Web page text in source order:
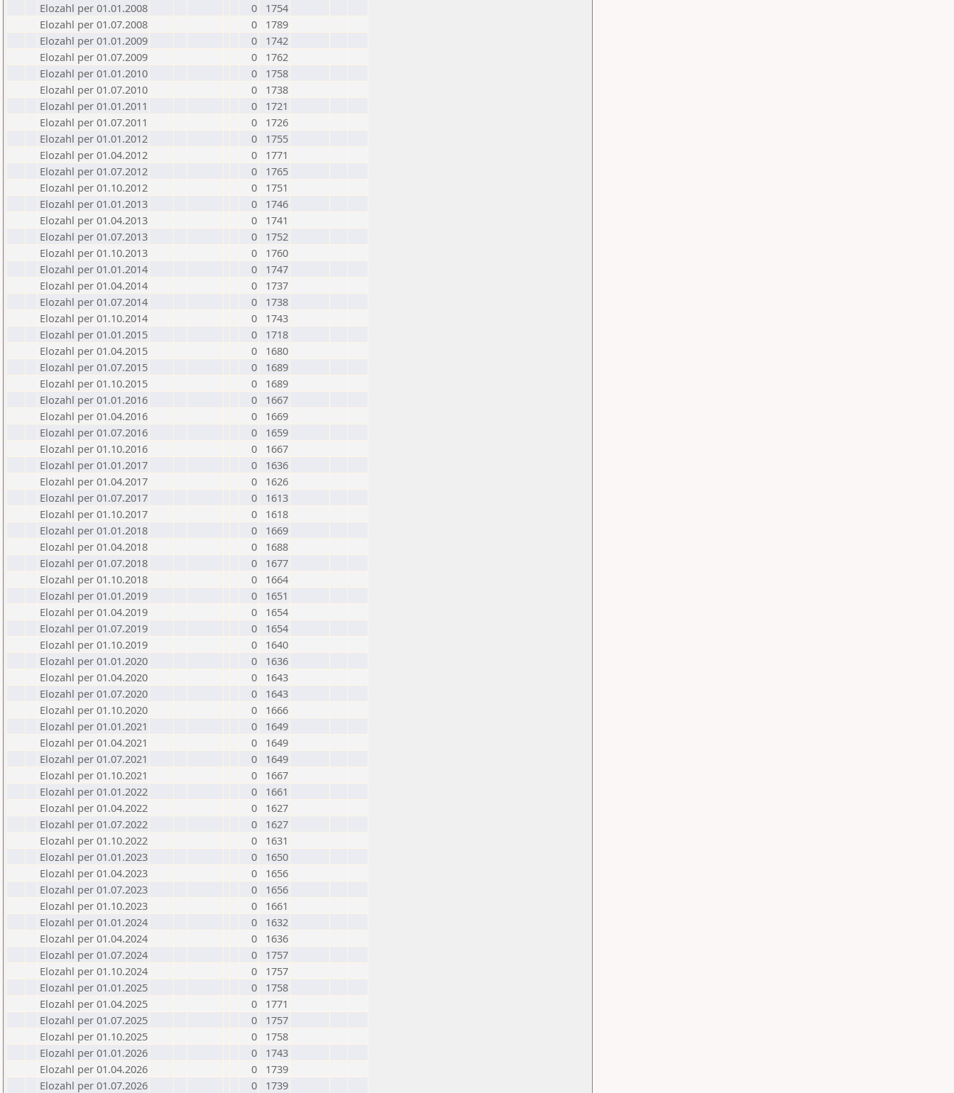
Elozahl per 01.01.2008
0
1754
Elozahl per 01.07.2008
0
1789
Elozahl per 01.01.2009
0
1742
Elozahl per 01.07.2009
0
1762
Elozahl per 01.01.2010
0
1758
Elozahl per 01.07.2010
0
1738
Elozahl per 01.01.2011
0
1721
Elozahl per 01.07.2011
0
1726
Elozahl per 01.01.2012
0
1755
Elozahl per 01.04.2012
0
1771
Elozahl per 01.07.2012
0
1765
Elozahl per 01.10.2012
0
1751
Elozahl per 01.01.2013
0
1746
Elozahl per 01.04.2013
0
1741
Elozahl per 01.07.2013
0
1752
Elozahl per 01.10.2013
0
1760
Elozahl per 01.01.2014
0
1747
Elozahl per 01.04.2014
0
1737
Elozahl per 01.07.2014
0
1738
Elozahl per 01.10.2014
0
1743
Elozahl per 01.01.2015
0
1718
Elozahl per 01.04.2015
0
1680
Elozahl per 01.07.2015
0
1689
Elozahl per 01.10.2015
0
1689
Elozahl per 01.01.2016
0
1667
Elozahl per 01.04.2016
0
1669
Elozahl per 01.07.2016
0
1659
Elozahl per 01.10.2016
0
1667
Elozahl per 01.01.2017
0
1636
Elozahl per 01.04.2017
0
1626
Elozahl per 01.07.2017
0
1613
Elozahl per 01.10.2017
0
1618
Elozahl per 01.01.2018
0
1669
Elozahl per 01.04.2018
0
1688
Elozahl per 01.07.2018
0
1677
Elozahl per 01.10.2018
0
1664
Elozahl per 01.01.2019
0
1651
Elozahl per 01.04.2019
0
1654
Elozahl per 01.07.2019
0
1654
Elozahl per 01.10.2019
0
1640
Elozahl per 01.01.2020
0
1636
Elozahl per 01.04.2020
0
1643
Elozahl per 01.07.2020
0
1643
Elozahl per 01.10.2020
0
1666
Elozahl per 01.01.2021
0
1649
Elozahl per 01.04.2021
0
1649
Elozahl per 01.07.2021
0
1649
Elozahl per 01.10.2021
0
1667
Elozahl per 01.01.2022
0
1661
Elozahl per 01.04.2022
0
1627
Elozahl per 01.07.2022
0
1627
Elozahl per 01.10.2022
0
1631
Elozahl per 01.01.2023
0
1650
Elozahl per 01.04.2023
0
1656
Elozahl per 01.07.2023
0
1656
Elozahl per 01.10.2023
0
1661
Elozahl per 01.01.2024
0
1632
Elozahl per 01.04.2024
0
1636
Elozahl per 01.07.2024
0
1757
Elozahl per 01.10.2024
0
1757
Elozahl per 01.01.2025
0
1758
Elozahl per 01.04.2025
0
1771
Elozahl per 01.07.2025
0
1757
Elozahl per 01.10.2025
0
1758
Elozahl per 01.01.2026
0
1743
Elozahl per 01.04.2026
0
1739
Elozahl per 01.07.2026
0 1739